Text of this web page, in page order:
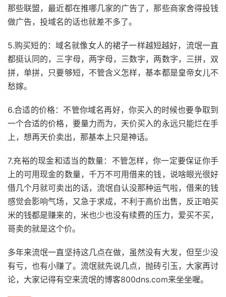
那些联盟，最近都在推哪几家的广告了，那些商家舍得投钱
做广告，投域名的话也就差不多了。
5.购买短的：域名就像女人的裙子一样越短越好，流氓一直
都挺认同的，三字母，两字母，三数字，两数字，三拼，双
拼，单拼，只要够短，不管含义怎样，基本都是皇帝女儿不
愁嫁。
6.合适的价格：不管你域名再好，你买入的时候也要争取到
一个合适的价格，要量力而为，天价买入的永远只能烂在手
上，想再天价卖出，那基本上只是神话。
7.充裕的现金和适当的数量：不管怎样，你一定要保证你手
上的可用现金的数量，千万不可用借来的钱，说啥眼光很好
借几个月就可卖出的话，流氓自认没那种运气啦，借来的钱
感觉会影响气场，又急于求成，不利于高价出售，反正咱买
米的钱都是赚来的，米也少也没有续费的压力，爱买不买，
哥卖的就是这个价。
多年来流氓一直坚持这几点在做，虽然没有大发，但至少没
有亏，也有小赚了。流氓就先说几点，抛砖引玉，大家再讨
论，大家记得有空来流氓的博客800dns.com来坐坐喔。